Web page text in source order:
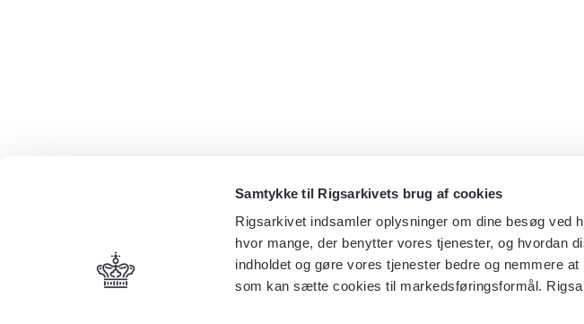
Samtykke til Rigsarkivets brug af cookies
Rigsarkivet indsamler oplysninger om dine besøg
hvor mange, der benytter vores tjenester, og hvordan
indholdet og gøre vores tjenester bedre og nemmere
som kan sætte cookies til markedsføringsformål.